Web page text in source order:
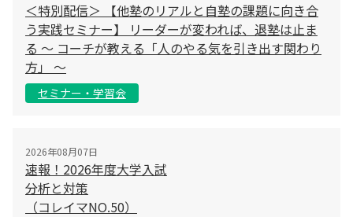
＜特別配信＞ 【他塾のリアルと自塾の課題に向き合
う実践セミナー】 リーダーが変われば、退塾は止ま
る 〜 コーチが教える「人のやる気を引き出す関わり
方」 〜
セミナー・学習会
2026年08月07日
速報！2026年度大学入試
分析と対策
（コレイマNO.50）